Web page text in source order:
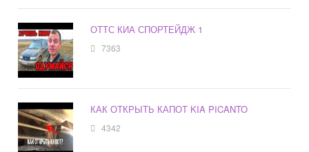
ОТТС КИА СПОРТЕЙДЖ 1
7363
КАК ОТКРЫТЬ КАПОТ KIA PICANTO
4342